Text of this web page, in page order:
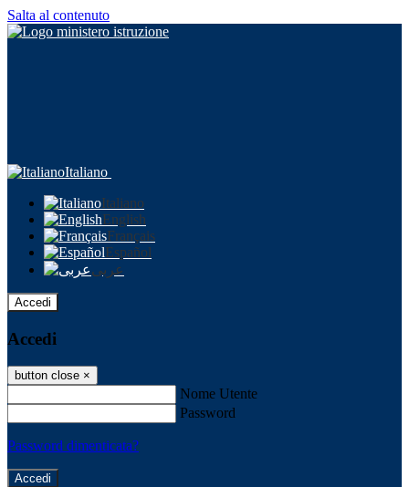
Salta al contenuto
Italiano
Italiano
English
Français
Español
عربى
Accedi
Accedi
button close ×
Nome Utente
Password
Password dimenticata?